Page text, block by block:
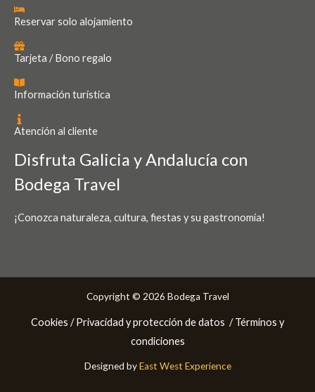
Reservar solo alojamiento
Tarjeta / Bono regalo
Información turística
Atención al cliente
Disfruta Galicia y Andalucía con
Bodega Travel
¡Conozca naturaleza, cultura, fiestas y su gastronomía!
Copyright © 2026 Bodega Travel
Cookies /Privacidad y protección de datos / Términos y
condiciones
Designed byEast West Experience